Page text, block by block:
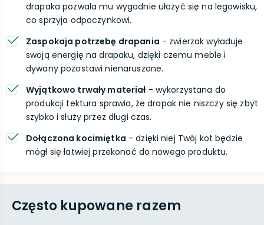
drapaka pozwala mu wygodnie ułożyć się na legowisku,
co sprzyja odpoczynkowi.
Zaspokaja potrzebę drapania - zwierzak wyładuje
swoją energię na drapaku, dzięki czemu meble i
dywany pozostawi nienaruszone.
Wyjątkowo trwały materiał - wykorzystana do
produkcji tektura sprawia, że drapak nie niszczy się zbyt
szybko i służy przez długi czas.
Dołączona kocimiętka - dzięki niej Twój kot będzie
mógł się łatwiej przekonać do nowego produktu.
Często kupowane razem